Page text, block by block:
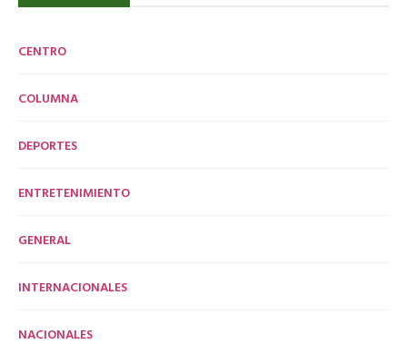
CENTRO
COLUMNA
DEPORTES
ENTRETENIMIENTO
GENERAL
INTERNACIONALES
NACIONALES